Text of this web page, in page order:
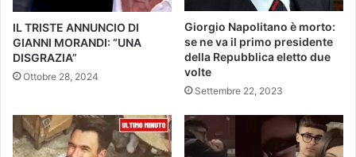
IL TRISTE ANNUNCIO DI
GIANNI MORANDI: “UNA
DISGRAZIA”
Ottobre 28, 2024
Giorgio Napolitano è morto:
se ne va il primo presidente
della Repubblica eletto due
volte
Settembre 22, 2023